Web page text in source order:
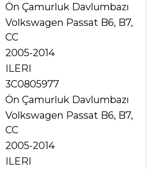
Ön Çamurluk Davlumbazı
Volkswagen Passat B6, B7,
CC
2005-2014
ILERI
3C0805977
Ön Çamurluk Davlumbazı
Volkswagen Passat B6, B7,
CC
2005-2014
ILERI